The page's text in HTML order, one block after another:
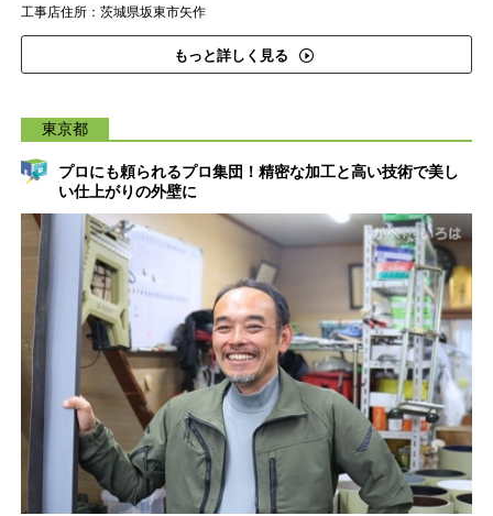
工事店住所：茨城県坂東市矢作
もっと詳しく見る
東京都
プロにも頼られるプロ集団！精密な加工と高い技術で美し
い仕上がりの外壁に